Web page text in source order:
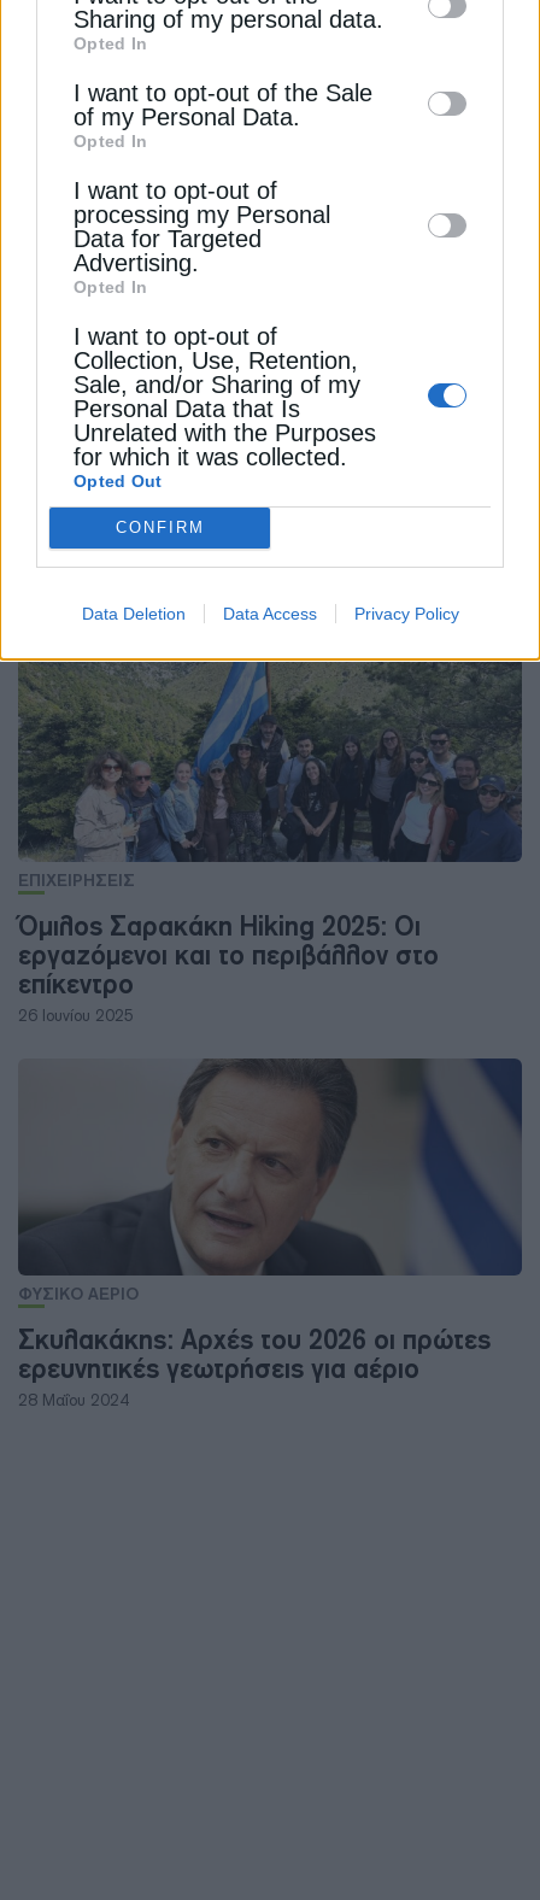
information by third parties on the IAB’s list
of downstream participants. This
information may also be disclosed by us to
third parties on theIAB’s List of
Downstream Participants
disclose it to other third parties.
Sharing of my personal data.
Opted In
I want to opt-out of the Sale
of my Personal Data.
Opted In
I want to opt-out of
processing my Personal
Data for Targeted
Advertising.
Opted In
I want to opt-out of
Collection, Use, Retention,
Sale, and/or Sharing of my
Personal Data that Is
Unrelated with the Purposes
for which it was collected.
Opted Out
CONFIRM
Data Deletion Data Access Privacy Policy
ITALGAS ΕΠΕΝΔΥΣΕΙΣ
ΔΕΊΤΕ ΕΠΊΣΗΣ
ΦΥΣΙΚΟ ΑΕΡΙΟ
Φυσικό αέριο: Εγγυήσεις ασφαλείας ζητά
η ExxonMobil στη Μοζαμβίκη
ΕΠΙΧΕΙΡΗΣΕΙΣ
Όμιλος Σαρακάκη Hiking 2025: Οι
εργαζόμενοι και το περιβάλλον στο
επίκεντρο
26 Ιουνίου 2025
ΦΥΣΙΚΟ ΑΕΡΙΟ
Σκυλακάκης: Αρχές του 2026 οι πρώτες
ερευνητικές γεωτρήσεις για αέριο
28 Μαΐου 2024